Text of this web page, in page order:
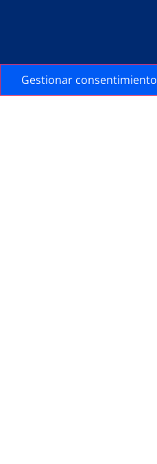
Gestionar consentimiento